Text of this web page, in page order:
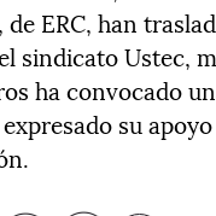
de ERC, han
sindicato Ustec,
ha convocado
su